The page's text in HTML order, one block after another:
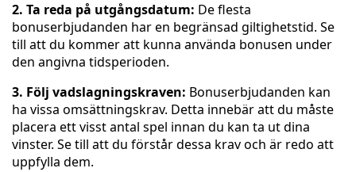
2. Ta reda på utgångsdatum: De flesta
bonuserbjudanden har en begränsad giltighetstid. Se
till att du kommer att kunna använda bonusen under
den angivna tidsperioden.
3. Följ vadslagningskraven: Bonuserbjudanden kan
ha vissa omsättningskrav. Detta innebär att du måste
placera ett visst antal spel innan du kan ta ut dina
vinster. Se till att du förstår dessa krav och är redo att
uppfylla dem.